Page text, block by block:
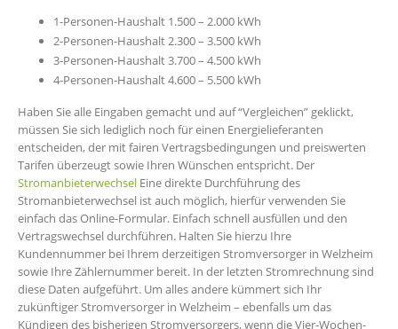
1-Personen-Haushalt 1.500 – 2.000 kWh
2-Personen-Haushalt 2.300 – 3.500 kWh
3-Personen-Haushalt 3.700 – 4.500 kWh
4-Personen-Haushalt 4.600 – 5.500 kWh
Haben Sie alle Eingaben gemacht und auf “Vergleichen” geklickt,
müssen Sie sich lediglich noch für einen Energielieferanten
entscheiden, der mit fairen Vertragsbedingungen und preiswerten
Tarifen überzeugt sowie Ihren Wünschen entspricht. Der
Stromanbieterwechsel Eine direkte Durchführung des
Stromanbieterwechsel ist auch möglich, hierfür verwenden Sie
einfach das Online-Formular. Einfach schnell ausfüllen und den
Vertragswechsel durchführen. Halten Sie hierzu Ihre
Kundennummer bei Ihrem derzeitigen Stromversorger in Welzheim
sowie Ihre Zählernummer bereit. In der letzten Stromrechnung sind
diese Daten aufgeführt. Um alles andere kümmert sich Ihr
zukünftiger Stromversorger in Welzheim – ebenfalls um das
Kündigen des bisherigen Stromversorgers, wenn die Vier-Wochen-